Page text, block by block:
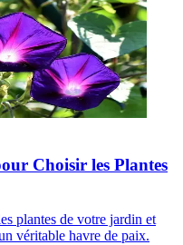
Choisir les Plantes
plantes de votre jardin et
véritable havre de paix.